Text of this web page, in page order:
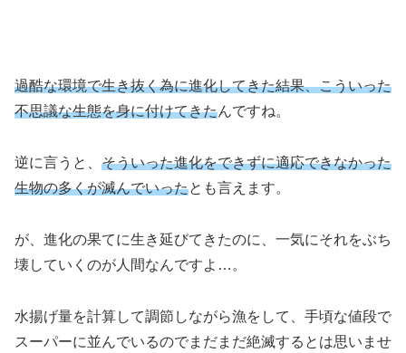
過酷な環境で生き抜く為に進化してきた結果、こういった
不思議な生態を身に付けてきたんですね。
逆に言うと、 そういった進化をできずに適応できなかった
生物の多くが滅んでいったとも言えます。
が、進化の果てに生き延びてきたのに、一気にそれをぶち
壊していくのが人間なんですよ…。
水揚げ量を計算して調節しながら漁をして、手頃な値段で
スーパーに並んでいるのでまだまだ絶滅するとは思いませ